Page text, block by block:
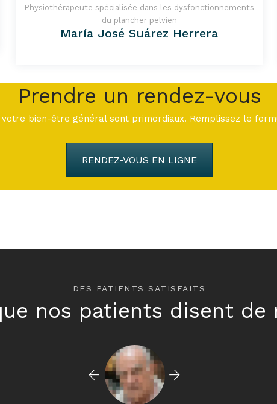
Physiothérapeute spécialisée dans les dysfonctionnements
du plancher pelvien
María José Suárez Herrera
Prendre un rendez-vous
bien-être général sont primordiaux. Remplissez le
RENDEZ-VOUS EN LIGNE
DES PATIENTS SATISFAITS
nos patients disent de